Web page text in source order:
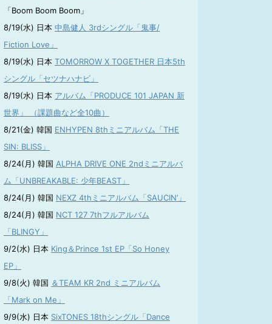
「Boom Boom Boom」
8/19(水) 日本 中島健人 3rdシングル「鬼事/
Fiction Love」
8/19(水) 日本 TOMORROW X TOGETHER 日本5th
シングル「セツナハナビ」
8/19(水) 日本 アルバム「PRODUCE 101 JAPAN 新
世界」 （課題曲など全10曲）
8/21(金) 韓国 ENHYPEN 8thミニアルバム「THE
SIN: BLISS」
8/24(月) 韓国 ALPHA DRIVE ONE 2ndミニアルバ
ム「UNBREAKABLE: 少年BEAST」
8/24(月) 韓国 NEXZ 4thミニアルバム「SAUCIN’」
8/24(月) 韓国 NCT 127 7thフルアルバム
「BLINGY」
9/2(水) 日本 King＆Prince 1st EP「So Honey
EP」
9/8(火) 韓国 ＆TEAM KR 2nd ミニアルバム
「Mark on Me」
9/9(水) 日本 SixTONES 18thシングル「Dance